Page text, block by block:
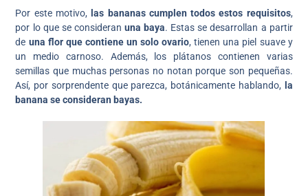
Por este motivo, las bananas cumplen todos estos requisitos,
por lo que se consideran una baya. Estas se desarrollan a partir
de una flor que contiene un solo ovario, tienen una piel suave y
un medio carnoso. Además, los plátanos contienen varias
semillas que muchas personas no notan porque son pequeñas.
Así, por sorprendente que parezca, botánicamente hablando, la
banana se consideran bayas.